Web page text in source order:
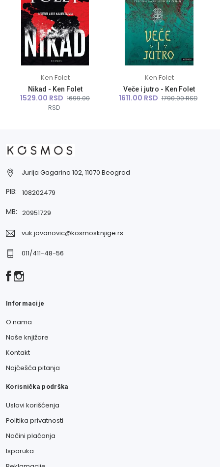
Ken Folet
Nikad - Ken Folet
1529.00 RSD 1699.00
RSD
Ken Folet
Veče i jutro - Ken Folet
1611.00 RSD 1790.00 RSD
Jurija Gagarina 102, 11070 Beograd
PIB: 108202479
MB: 20951729
vuk.jovanovic@kosmosknjige.rs
011/411-48-56
Informacije
O nama
Naše knjižare
Kontakt
Najčešća pitanja
Korisnička podrška
Uslovi korišćenja
Politika privatnosti
Načini plaćanja
Isporuka